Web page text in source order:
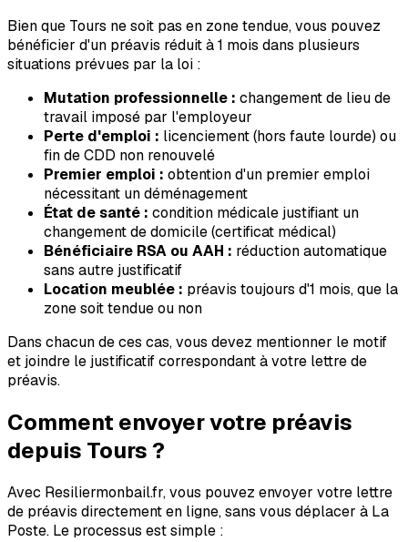
Bien que Tours ne soit pas en zone tendue, vous pouvez
bénéficier d'un préavis réduit à 1 mois dans plusieurs
situations prévues par la loi :
Mutation professionnelle : changement de lieu de
travail imposé par l'employeur
Perte d'emploi : licenciement (hors faute lourde) ou
fin de CDD non renouvelé
Premier emploi : obtention d'un premier emploi
nécessitant un déménagement
État de santé : condition médicale justifiant un
changement de domicile (certificat médical)
Bénéficiaire RSA ou AAH : réduction automatique
sans autre justificatif
Location meublée : préavis toujours d'1 mois, que la
zone soit tendue ou non
Dans chacun de ces cas, vous devez mentionner le motif
et joindre le justificatif correspondant à votre lettre de
préavis.
Comment envoyer votre préavis
depuis Tours?
Avec Resiliermonbail.fr, vous pouvez envoyer votre lettre
de préavis directement en ligne, sans vous déplacer à La
Poste. Le processus est simple :